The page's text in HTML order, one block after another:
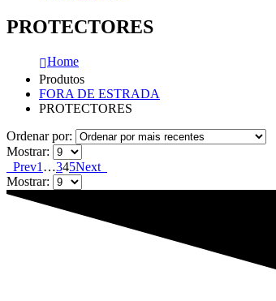
PROTECTORES
Home
Produtos
FORA DE ESTRADA
PROTECTORES
Ordenar por:
Mostrar:
Prev1 …345Next
Mostrar: